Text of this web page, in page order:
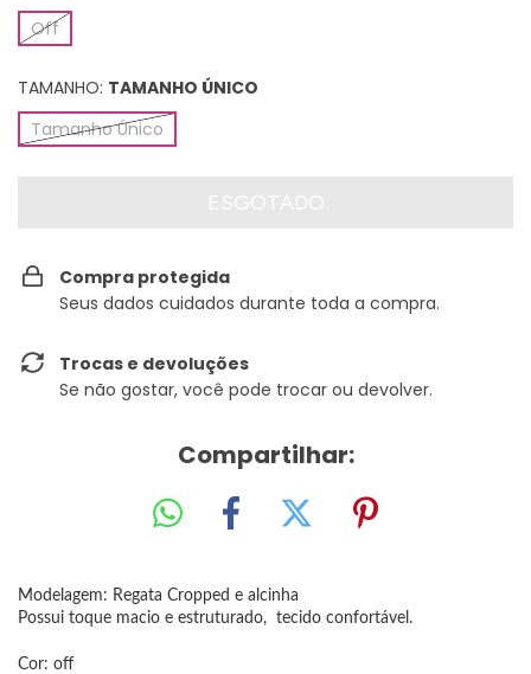
Off
TAMANHO: TAMANHO ÚNICO
Tamanho Único
Compra protegida
Seus dados cuidados durante toda a compra.
Trocas e devoluções
Se não gostar, você pode trocar ou devolver.
Compartilhar:
Modelagem: Regata Cropped e alcinha
Possui toque macio e estruturado, tecido confortável.
Cor: off